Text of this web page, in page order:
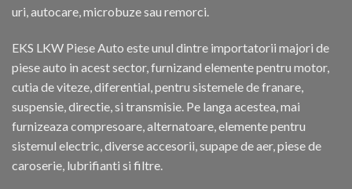
uri, autocare, microbuze sau remorci.
EKS LKW Piese Auto este unul dintre importatorii majori de
piese auto in acest sector, furnizand elemente pentru motor,
cutia de viteze, diferential, pentru sistemele de franare,
suspensie, directie, si transmisie. Pe langa acestea, mai
furnizeaza compresoare, alternatoare, elemente pentru
sistemul electric, diverse accesorii, supape de aer, piese de
caroserie, lubrifianti si filtre.